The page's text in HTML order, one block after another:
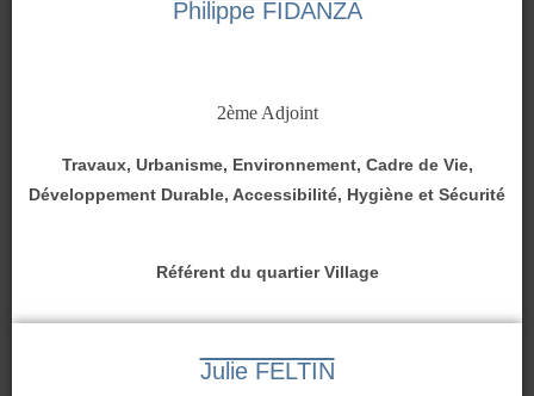
Philippe FIDANZA
2ème Adjoint
Travaux, Urbanisme, Environnement, Cadre de Vie,
Développement Durable, Accessibilité, Hygiène et Sécurité
Référent du quartier Village
Julie FELTIN